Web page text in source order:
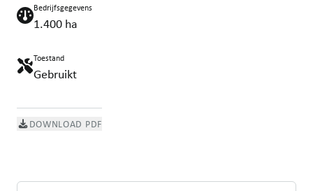
Bedrijfsgegevens
1.400 ha
Toestand
Gebruikt
DOWNLOAD PDF